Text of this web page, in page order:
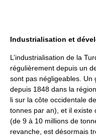
Industrialisation et
L’industrialisation de la
régulièrement depuis un
sont pas négligeables. Un
depuis 1848 dans la
li sur la côte occidentale
tonnes par an), et il existe
(de 9 à 10 millions de
revanche, est désormais